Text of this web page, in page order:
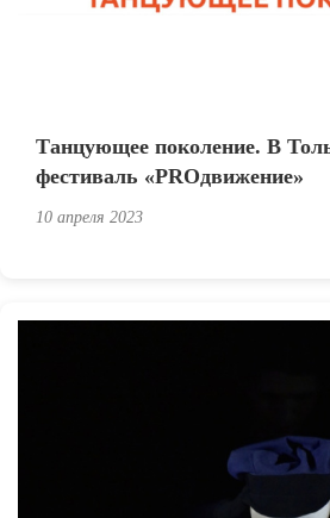
Танцующее поколение. В
фестиваль «PROдвижение»
10 апреля 2023